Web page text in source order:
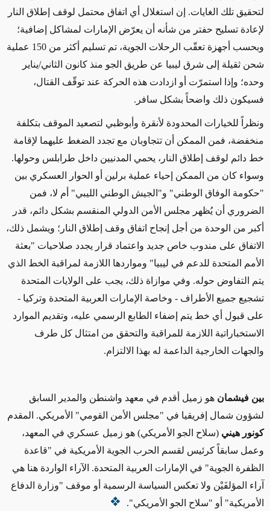
لتحقيق تلك الغايات. إن استغلال أي اتفاق محتمل لوقف إطلاق النار
لإعادة تسليح حفتر من شأنه أن يعرّض الإمارات لمشاكل إضافية؛
وبحسب أجهزة تعقّب الرحلات الجوية، تم تسليم أكثر من 150 عملية
شحن ثقيلة إلى شرق ليبيا عن طريق الجو منذ كانون الثاني/يناير
وحده؛ وإذا استمرّت أو ازدادت هذه الحركة عند توقّف القتال،
فسيكون ذلك واضحاً بشكل سافر.
ونظراً للخيارات المحدودة لأنقرة وأبوظبي لتصعيد الموقف بتكلفة
منخفضة، فمن الممكن أن تتجاوبان مع تجدد الضغط عليهما لإقامة
خط دائم لوقف إطلاق النار، يحمي المدنيين داخل طرابلس وحولها.
وسواء كان من الممكن إحياء عملية برلين أو الحوار العسكري بين
"حكومة الوفاق الوطني" و"الجيش الوطني الليبي" أم لا، فمن
الضروري أن يُظهر مجلس الأمن الدولي المنقسم بشكل دائم، قدر
أكبر من الوحدة من أجل إنجاح اتفاق وقف إطلاق النار؛ ويشمل ذلك،
الاتفاق على مندوب خاص جديد واعتماد قرار يجدد صلاحيات "بعثة
الأمم المتحدة للدعم في ليبيا" ومواردها اللازمة لمراقبة الخط الذي
يتم التفاوض حوله. وفي موازاة ذلك، يجب على الولايات المتحدة
تشجيع جميع الأطراف - وخاصة الإمارات العربية المتحدة وتركيا -
على قبول أي خط يتم إضفاء الطابع الرسمي عليه، وتقديم الموارد
الاستخباراتية اللازمة للمراقبة والتحقق من امتثال كل طرف
والجهات الخارجية الداعمة له بهذا الالتزام.
بين فيشمان هو زميل أقدم في معهد واشنطن والمدير السابق
لشؤون شمال إفريقيا في "مجلس الأمن القومي" الأمريكي. المقدم
كونور هيني (سلاح الجو الأمريكي) هو زميل عسكري في المعهد،
وعمل سابقاً كرئيس لقسم الحرب الجوية الأمريكية في "قاعدة
الظفرة الجوية" في الإمارات العربية المتحدة. الآراء الواردة هنا هي
آراء المؤلفَيْن ولا تعكس السياسة الرسمية أو موقف "وزارة الدفاع
الأمريكية" أو "سلاح الجو الأمريكي".